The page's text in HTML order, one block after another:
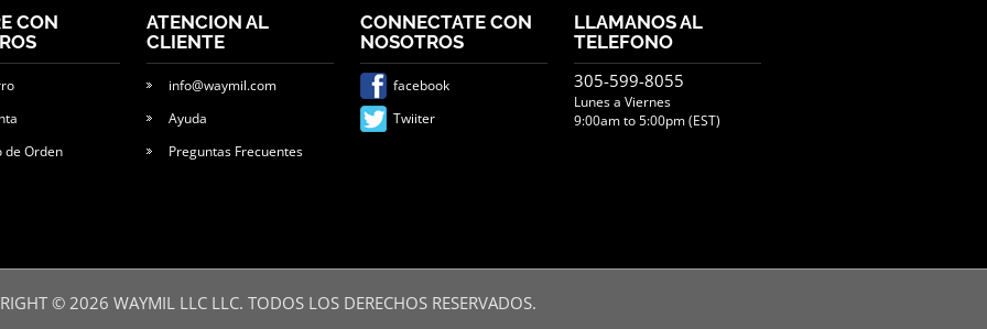
CON
de Orden
ATENCION AL
CLIENTE
info@waymil.com
Ayuda
Preguntas Frecuentes
CONNECTATE CON
NOSOTROS
facebook
Twiiter
LLAMANOS AL
TELEFONO
305-599-8055
Lunes a Viernes
9:00am to 5:00pm (EST)
©2026 WAYMIL LLC LLC. TODOS LOS DERECHOS RESERVADOS.